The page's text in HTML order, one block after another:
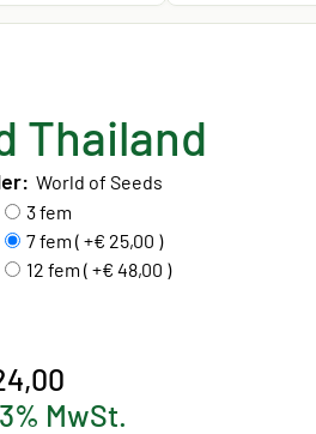
Thailand
World of Seeds
3 fem
7 fem ( +€ 25,00 )
12 fem ( +€ 48,00 )
MwSt.